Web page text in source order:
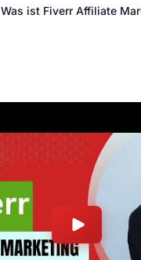
Was ist Fiverr Affiliate